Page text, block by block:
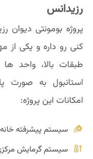
رزیدانس
پروژه بومونتی
کنی رو داره و یکی از
طبقات بالا، واحد
استانبول به صورت
امکانات این پروژه:
سیستم پیشرفته
سیستم گرمایش